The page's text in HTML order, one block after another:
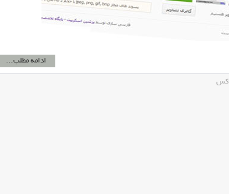
ادامه مطلب...